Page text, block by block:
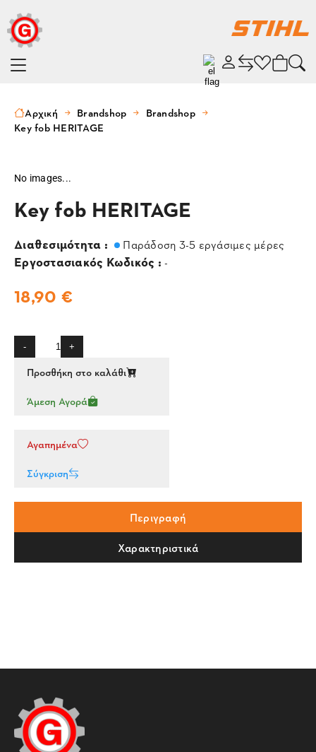
Αρχική Brandshop
Brandshop
Key fob HERITAGE
No images...
Key fob HERITAGE
Διαθεσιμότητα : Παράδοση 3-5 εργάσιμες μέρες
Εργοστασιακός Κωδικός : -
18,90 €
- +
Προσθήκη στο καλάθι
Άμεση Αγορά
Αγαπημένα
Σύγκριση
Περιγραφή
Χαρακτηριστικά